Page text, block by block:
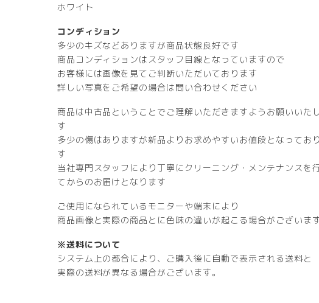
ホワイト
コンディション
多少のキズなどありますが商品状態良好です
商品コンディションはスタッフ目線となっていますので
お客様には画像を見てご判断いただいております
詳しい写真をご希望の場合は問い合わせください
商品は中古品ということでご理解いただきますようお願いいた
す
多少の傷はありますが新品よりお求めやすいお値段となってお
す
当社専門スタッフにより丁寧にクリーニング・メンテナンスを
てからのお届けとなります
ご使用になられているモニターや端末により
商品画像と実際の商品とに色味の違いが起こる場合がございま
※送料について
システム上の都合により、ご購入後に自動で表示される送料と
実際の送料が異なる場合がございます。